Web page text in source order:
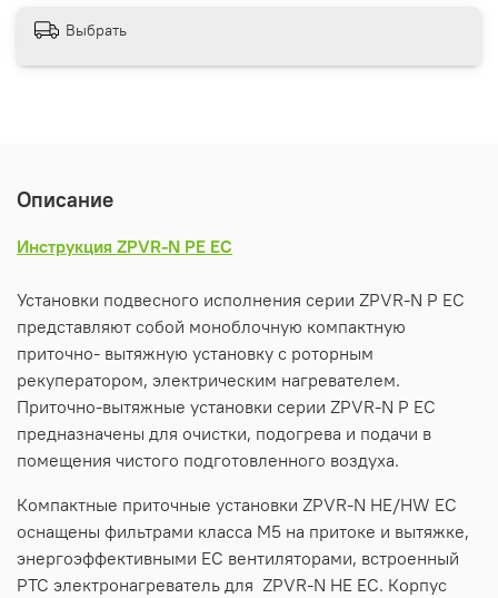
Выбрать
Описание
Инструкция ZPVR-N PE EC
Установки подвесного исполнения серии ZPVR-N P EC
представляют собой моноблочную компактную
приточно- вытяжную установку с роторным
рекуператором, электрическим нагревателем.
Приточно-вытяжные установки серии ZPVR-N P EC
предназначены для очистки, подогрева и подачи в
помещения чистого подготовленного воздуха.
Компактные приточные установки ZPVR-N HE/HW EC
оснащены фильтрами класса M5 на притоке и вытяжке,
энергоэффективными EC вентиляторами, встроенный
PTC электронагреватель для ZPVR-N HE EC. Корпус